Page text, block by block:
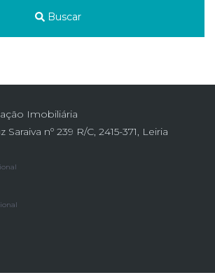
Buscar
Imobiliária
nº 239 R/C, 2415-371, Leiria